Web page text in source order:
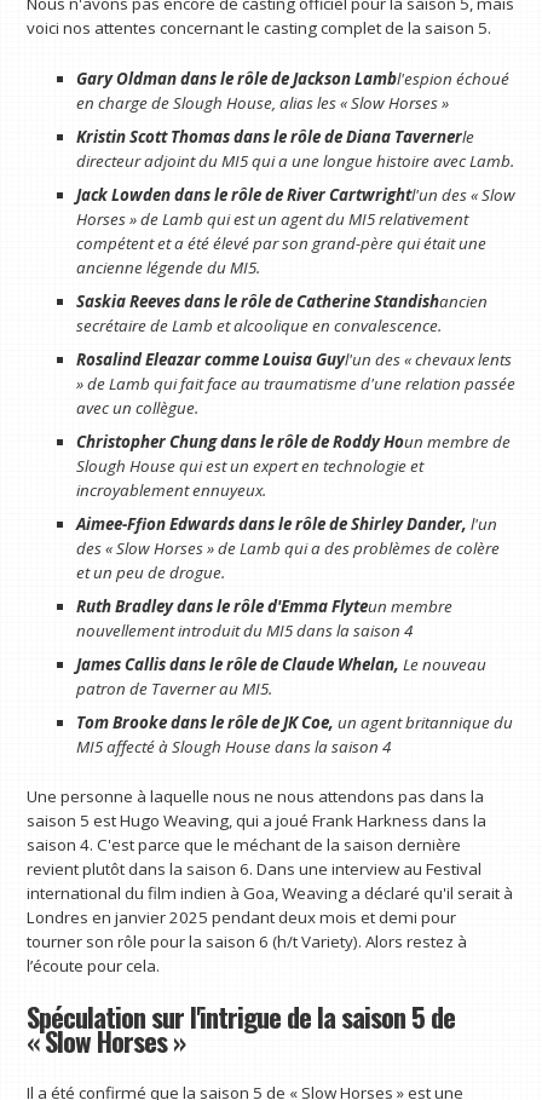
voici nos attentes concernant le casting complet de la saison 5.
Gary Oldman dans le rôle de Jackson Lambl'espion échoué
en charge de Slough House, alias les « Slow Horses »
Kristin Scott Thomas dans le rôle de Diana Tavernerle
directeur adjoint du MI5 qui a une longue histoire avec Lamb.
Jack Lowden dans le rôle de River Cartwrightl'un des « Slow
Horses » de Lamb qui est un agent du MI5 relativement
compétent et a été élevé par son grand-père qui était une
ancienne légende du MI5.
Saskia Reeves dans le rôle de Catherine Standishancien
secrétaire de Lamb et alcoolique en convalescence.
Rosalind Eleazar comme Louisa Guyl'un des « chevaux lents
» de Lamb qui fait face au traumatisme d'une relation passée
avec un collègue.
Christopher Chung dans le rôle de Roddy Houn membre de
Slough House qui est un expert en technologie et
incroyablement ennuyeux.
Aimee-Ffion Edwards dans le rôle de Shirley Dander, l'un
des « Slow Horses » de Lamb qui a des problèmes de colère
et un peu de drogue.
Ruth Bradley dans le rôle d'Emma Flyteun membre
nouvellement introduit du MI5 dans la saison 4
James Callis dans le rôle de Claude Whelan, Le nouveau
patron de Taverner au MI5.
Tom Brooke dans le rôle de JK Coe, un agent britannique du
MI5 affecté à Slough House dans la saison 4
Une personne à laquelle nous ne nous attendons pas dans la
saison 5 est Hugo Weaving, qui a joué Frank Harkness dans la
saison 4. C'est parce que le méchant de la saison dernière
revient plutôt dans la saison 6. Dans une interview au Festival
international du film indien à Goa, Weaving a déclaré qu'il serait à
Londres en janvier 2025 pendant deux mois et demi pour
tourner son rôle pour la saison 6 (h/t Variety). Alors restez à
l’écoute pour cela.
Spéculation sur l'intrigue de la saison 5 de
« Slow Horses »
Il a été confirmé que la saison 5 de « Slow Horses » est une